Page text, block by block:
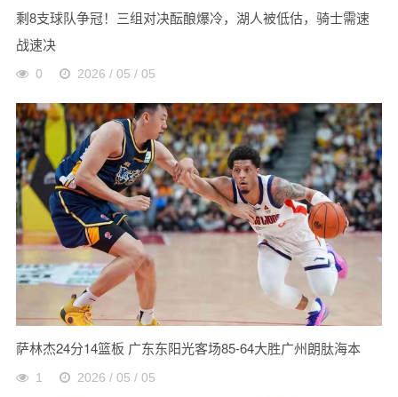
剩8支球队争冠！三组对决酝酿爆冷，湖人被低估，骑士需速
战速决
0 2026 / 05 / 05
萨林杰24分14篮板 广东东阳光客场85-64大胜广州朗肽海本
1 2026 / 05 / 05